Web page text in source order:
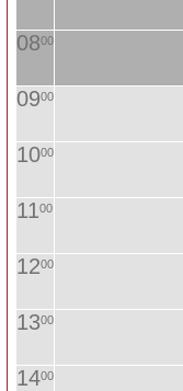
0800
0900
1000
1100
1200
1300
1400